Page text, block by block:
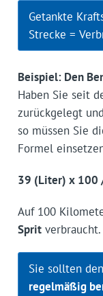
Getankte
Strecke =
Beispiel: Den
Haben Sie seit
zurückgelegt
so müssen Sie
Formel
39 (Liter) x 100
Auf 100
Spritverbraucht.
Sie sollten
regelmäßig